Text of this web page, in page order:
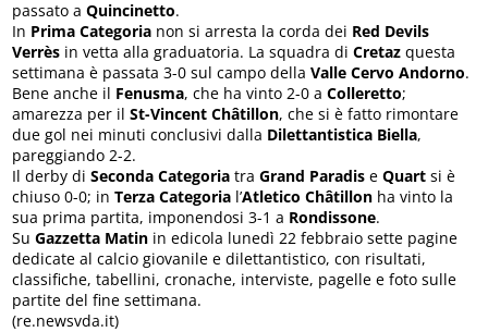
passato aQuincinetto.
In Prima Categoria non si arresta la corda dei Red Devils
Verrès in vetta alla graduatoria. La squadra diCretaz questa
settimana è passata 3-0 sul campo dellaValle Cervo Andorno.
Bene anche il Fenusma, che ha vinto 2-0 aColleretto;
amarezza per ilSt-Vincent Châtillon, che si è fatto rimontare
due gol nei minuti conclusivi dalla Dilettantistica Biella,
pareggiando 2-2.
Il derby diSeconda Categoria traGrand Paradis eQuart si è
chiuso 0-0; inTerza Categoria l’Atletico Châtillon ha vinto la
sua prima partita, imponendosi 3-1 a Rondissone.
SuGazzetta Matin in edicola lunedì 22 febbraio sette pagine
dedicate al calcio giovanile e dilettantistico, con risultati,
classifiche, tabellini, cronache, interviste, pagelle e foto sulle
partite del fine settimana.
(re.newsvda.it)